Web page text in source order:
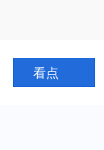
看点